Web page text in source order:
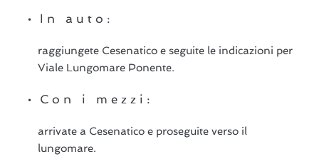
In auto:
raggiungete Cesenatico e seguite le indicazioni per
Viale Lungomare Ponente.
Con i mezzi:
arrivate a Cesenatico e proseguite verso il
lungomare.